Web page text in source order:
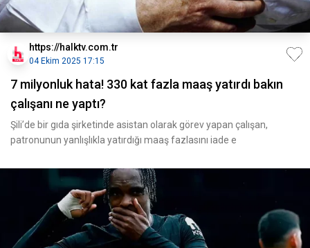
https://halktv.com.tr
04 Ekim 2025 17:15
7 milyonluk hata! 330 kat fazla maaş yatırdı bakın
çalışanı ne yaptı?
Şili’de bir gıda şirketinde asistan olarak görev yapan çalışan,
patronunun yanlışlıkla yatırdığı maaş fazlasını iade e